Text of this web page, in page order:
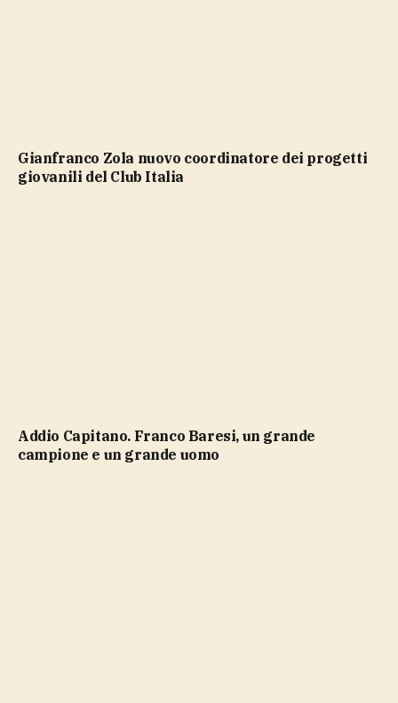
Gianfranco Zola nuovo coordinatore dei progetti
giovanili del Club Italia
Addio Capitano. Franco Baresi, un grande
campione e un grande uomo